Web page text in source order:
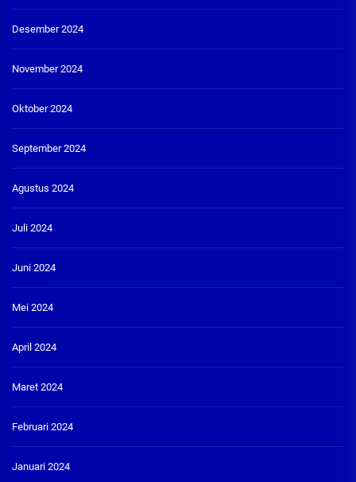
Desember 2024
November 2024
Oktober 2024
September 2024
Agustus 2024
Juli 2024
Juni 2024
Mei 2024
April 2024
Maret 2024
Februari 2024
Januari 2024